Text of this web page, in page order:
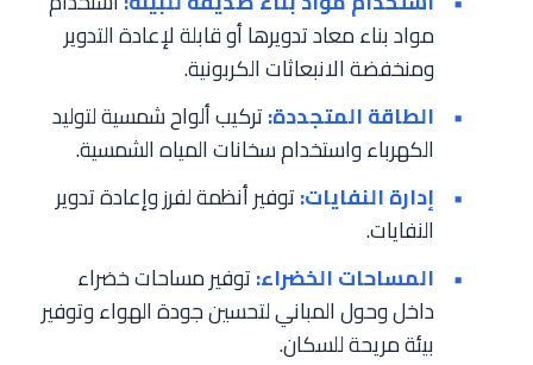
مواد بناء معاد تدويرها أو قابلة لإعادة التدوير
ومنخفضة الانبعاثات الكربونية.
الطاقة المتجددة:تركيب ألواح شمسية لتوليد
الكهرباء واستخدام سخانات المياه الشمسية.
إدارة النفايات:توفير أنظمة لفرز وإعادة تدوير
النفايات.
المساحات الخضراء:توفير مساحات خضراء
داخل وحول المباني لتحسين جودة الهواء وتوفير
بيئة مريحة للسكان.